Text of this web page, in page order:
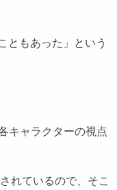
ともあった」という
キャラクターの視点
れているので、そこ